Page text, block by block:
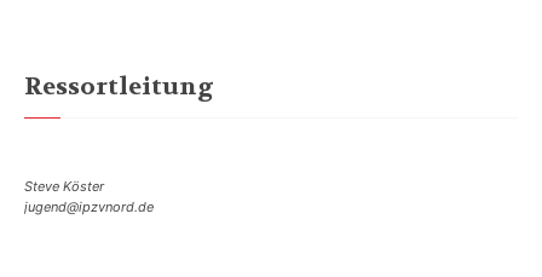
Ressortleitung
Steve Köster
jugend@ipzvnord.de